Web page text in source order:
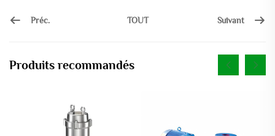
Préc. TOUT Suivant
Produits recommandés